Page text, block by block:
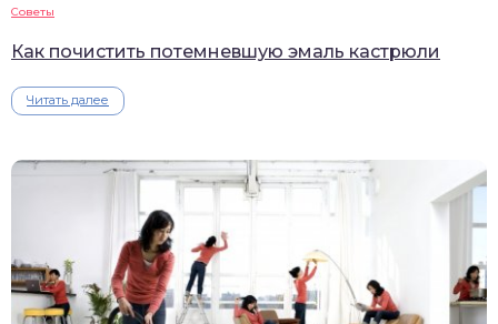
Советы
Как почистить потемневшую эмаль кастрюли
Читать далее